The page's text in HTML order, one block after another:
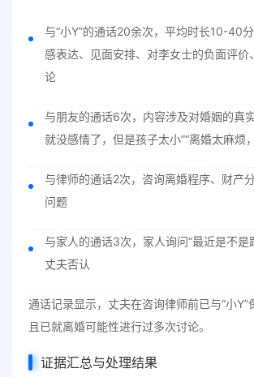
与“小Y”的通话20余次，平均时长10-40
感表达、见面安排、对李女士的负面评价
论
与朋友的通话6次，内容涉及对婚姻的真
就没感情了，但是孩子太小”“离婚太麻烦
与律师的通话2次，咨询离婚程序、财产
问题
与家人的通话3次，家人询问“最近是不是
丈夫否认
通话记录显示，丈夫在咨询律师前已与“小Y”
且已就离婚可能性进行过多次讨论。
证据汇总与处理结果